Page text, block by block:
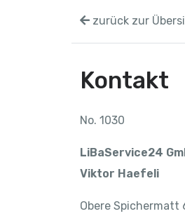
zurück zur
Kontakt
No. 1030
LiBaService24
Viktor Haefeli
Obere Spichermatt